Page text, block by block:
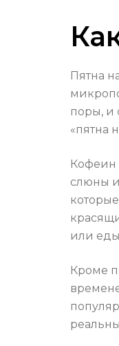
Пятна
поры, и
«пятна
Кофеин
слюны
или
Кроме